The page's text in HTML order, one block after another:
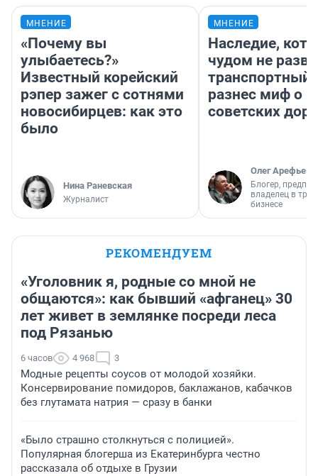
МНЕНИЕ
«Почему вы
улыбаетесь?»
Известный корейский
рэпер зажег с сотнями
новосибирцев: как это
было
Нина Раневская
Журналист
МНЕНИЕ
Наследие,
чудом не
транспортный
разнес миф о
советских
Олег Арефьев
Блогер,
владелец в
бизнесе
РЕКОМЕНДУЕМ
«Уголовник я, родные со мной не
общаются»: как бывший «афганец» 30
лет живет в землянке посреди леса
под Рязанью
6 часов 4 968 3
Модные рецепты соусов от молодой хозяйки.
Консервирование помидоров, баклажанов, кабачков
без глутамата натрия — сразу в банки
«Было страшно столкнуться с полицией».
Популярная блогерша из Екатеринбурга честно
рассказала об отдыхе в Грузии